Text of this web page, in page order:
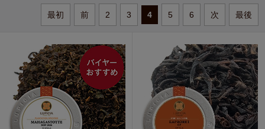
最初 前 2 3 4 5 6 次 最後